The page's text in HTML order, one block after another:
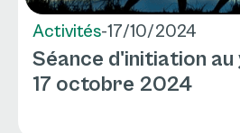
Activités-17/10/2024
Séance d'initiation au
17 octobre 2024